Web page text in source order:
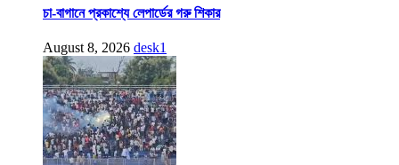
চা-বাগানে প্রকাশ্যে লেপার্ডের গরু শিকার
August 8, 2026 desk1